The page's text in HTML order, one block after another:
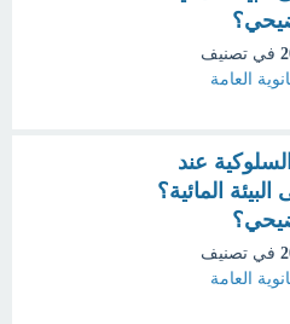
في تصنيف
العامة
عند
المائية؟
في تصنيف
العامة